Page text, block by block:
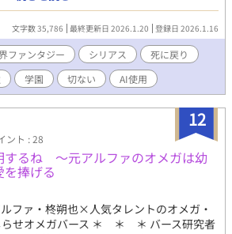
た前妻・エレナ様を今も愛している。 研
「かりそめの妻」になった僕・ノアは、彼
、自分の役目は終わったと悟り、彼の元
た――はずだった。 気がつくと、僕は学
の前には、まだエレナ様と出会う前の、
る。 「今度こそ、旦那様を幸せにしてみ
薬のレシピ』があれば、エレナ様を救う
ば、先輩は悲しい研究に明け暮れること
れるはずだ。 そのために、僕は徹底的に
の仲を取り持とうと奔走する。 けれど、
ナ様に近づこうとせず、あろうことか僕
く突き放してきて……？ 「どうしてです
あなたに笑っていてほしいだけなのに」
に、残酷にすれ違う二人。 死の運命を超
起こす、再会と救済の物語。 全8話。
文字数 35,786 最終更新日 2026.1.20 登録日 2026.1.16
ファンタジー シリアス
死に戻り
学園 切ない AI使用
12
ント : 28
するね 〜元アルファのオメガは幼
捧げる
ファ・柊朔也×人気タレントのオメガ・
らせオメガバース ＊ ＊ ＊ バース研究者